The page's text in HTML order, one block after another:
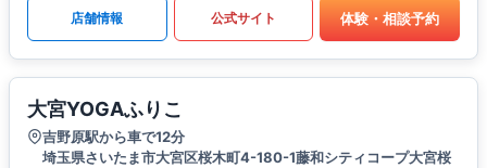
店舗情報 公式サイト 体験・相談予約
大宮YOGAふりこ
吉野原駅から車で12分
埼玉県さいたま市大宮区桜木町4-180-1藤和シティコープ大宮桜